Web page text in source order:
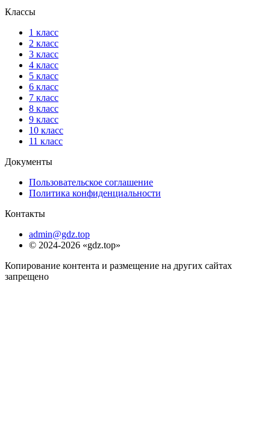
Классы
1 класс
2 класс
3 класс
4 класс
5 класс
6 класс
7 класс
8 класс
9 класс
10 класс
11 класс
Документы
Пользовательское соглашение
Политика конфиденциальности
Контакты
admin@gdz.top
© 2024-2026 «gdz.top»
Копирование контента и размещение на других сайтах
запрещено